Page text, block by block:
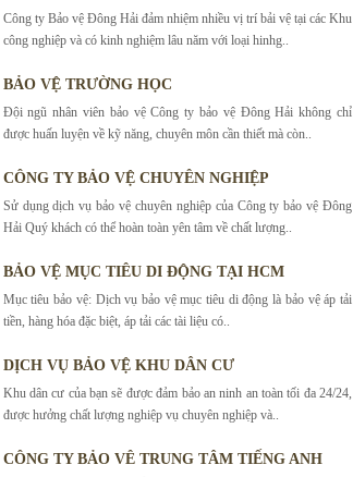
Công ty Bảo vệ Đông Hải đảm nhiệm nhiều vị trí bải vệ tại các Khu
công nghiệp và có kinh nghiệm lâu năm với loại hinhg..
BẢO VỆ TRƯỜNG HỌC
Đội ngũ nhân viên bảo vệ Công ty bảo vệ Đông Hải không chỉ
được huấn luyện về kỹ năng, chuyên môn cần thiết mà còn..
CÔNG TY BẢO VỆ CHUYÊN NGHIỆP
Sử dụng dịch vụ bảo vệ chuyên nghiệp của Công ty bảo vệ Đông
Hải Quý khách có thể hoàn toàn yên tâm về chất lượng..
BẢO VỆ MỤC TIÊU DI ĐỘNG TẠI HCM
Mục tiêu bảo vệ: Dịch vụ bảo vệ mục tiêu di động là bảo vệ áp tải
tiền, hàng hóa đặc biệt, áp tải các tài liệu có..
DỊCH VỤ BẢO VỆ KHU DÂN CƯ
Khu dân cư của bạn sẽ được đảm bảo an ninh an toàn tối đa 24/24,
được hưởng chất lượng nghiệp vụ chuyên nghiệp và..
CÔNG TY BẢO VÊ TRUNG TÂM TIẾNG ANH